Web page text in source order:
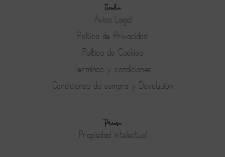
Tienda
Aviso Legal
Política de Privacidad
Política de Cookies
Terminos y condiciones
Condiciones de compra y Devolución
Prensa
Propiedad intelectual